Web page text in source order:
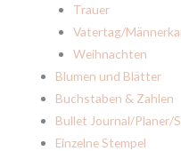
Trauer
Vatertag/
Weihnachten
Blumen und Blätter
Buchstaben & Zahlen
Bullet Journal/Planer/
Einzelne Stempel